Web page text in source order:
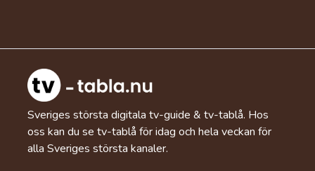
Sveriges största digitala tv-guide & tv-tablå. Hos
oss kan du se tv-tablå för idag och hela veckan för
alla Sveriges största kanaler.